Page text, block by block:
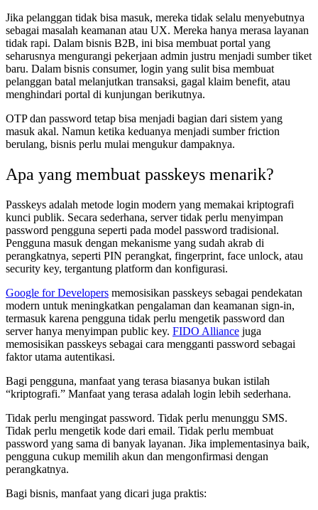
Jika pelanggan tidak bisa masuk, mereka tidak selalu menyebutnya
sebagai masalah keamanan atau UX. Mereka hanya merasa layanan
tidak rapi. Dalam bisnis B2B, ini bisa membuat portal yang
seharusnya mengurangi pekerjaan admin justru menjadi sumber tiket
baru. Dalam bisnis consumer, login yang sulit bisa membuat
pelanggan batal melanjutkan transaksi, gagal klaim benefit, atau
menghindari portal di kunjungan berikutnya.
OTP dan password tetap bisa menjadi bagian dari sistem yang
masuk akal. Namun ketika keduanya menjadi sumber friction
berulang, bisnis perlu mulai mengukur dampaknya.
Apa yang membuat passkeys menarik?
Passkeys adalah metode login modern yang memakai kriptografi
kunci publik. Secara sederhana, server tidak perlu menyimpan
password pengguna seperti pada model password tradisional.
Pengguna masuk dengan mekanisme yang sudah akrab di
perangkatnya, seperti PIN perangkat, fingerprint, face unlock, atau
security key, tergantung platform dan konfigurasi.
Google for Developers memosisikan passkeys sebagai pendekatan
modern untuk meningkatkan pengalaman dan keamanan sign-in,
termasuk karena pengguna tidak perlu mengetik password dan
server hanya menyimpan public key. FIDO Alliance juga
memosisikan passkeys sebagai cara mengganti password sebagai
faktor utama autentikasi.
Bagi pengguna, manfaat yang terasa biasanya bukan istilah
“kriptografi.” Manfaat yang terasa adalah login lebih sederhana.
Tidak perlu mengingat password. Tidak perlu menunggu SMS.
Tidak perlu mengetik kode dari email. Tidak perlu membuat
password yang sama di banyak layanan. Jika implementasinya baik,
pengguna cukup memilih akun dan mengonfirmasi dengan
perangkatnya.
Bagi bisnis, manfaat yang dicari juga praktis: